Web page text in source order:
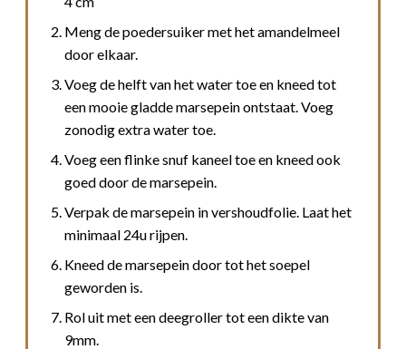
Meng de poedersuiker met het amandelmeel
door elkaar.
Voeg de helft van het water toe en kneed tot
een mooie gladde marsepein ontstaat. Voeg
zonodig extra water toe.
Voeg een flinke snuf kaneel toe en kneed ook
goed door de marsepein.
Verpak de marsepein in vershoudfolie. Laat het
minimaal 24u rijpen.
Kneed de marsepein door tot het soepel
geworden is.
Rol uit met een deegroller tot een dikte van
9mm.